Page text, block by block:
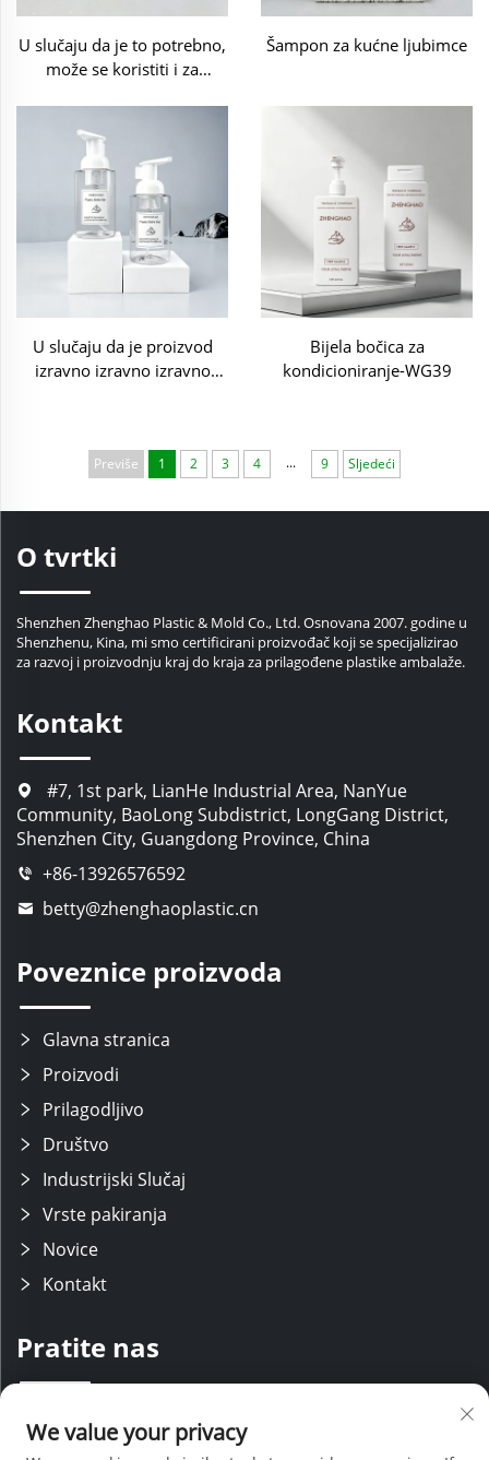
U slučaju da je to potrebno,
može se koristiti i za
Šampon za kućne ljubimce
U slučaju da je proizvod
izravno izravno izravno
izravno izravno izravno
izravno izravno izravno
Bijela bočica za
kondicioniranje-WG39
Previše 1 2 3 4 ... 9 Sljedeći
O tvrtki
Shenzhen Zhenghao Plastic & Mold Co., Ltd. Osnovana 2007. godine u
Shenzhenu, Kina, mi smo certificirani proizvođač koji se specijalizirao
za razvoj i proizvodnju kraj do kraja za prilagođene plastike ambalaže.
Kontakt
#7, 1st park, LianHe Industrial Area, NanYue
Community, BaoLong Subdistrict, LongGang District,
Shenzhen City, Guangdong Province, China
+86-13926576592
betty@zhenghaoplastic.cn
Poveznice proizvoda
Glavna stranica
Proizvodi
Prilagodljivo
Društvo
Industrijski Slučaj
Vrste pakiranja
Novice
Kontakt
Pratite nas
Održavamo stručni istraživačko-razvojni tim s modernim proizvodnim
linijama, uz podršku iskusnih prodajnih i servisnih osoblja. Koristeći
naše tehničko znanje i konkurentne cijene, pružamo sveobuhvatnu
We value your privacy